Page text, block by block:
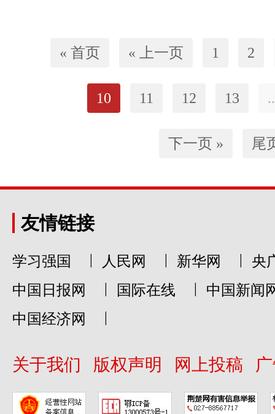
« 首页 « 上一页 1 2
10 11 12 13
下一页 » 尾
友情链接
学习强国 | 人民网 | 新华网 |
央
中国日报网
| 国际在线 |
中国新闻
中国经济网
|
关于我们 版权声明 网上投稿